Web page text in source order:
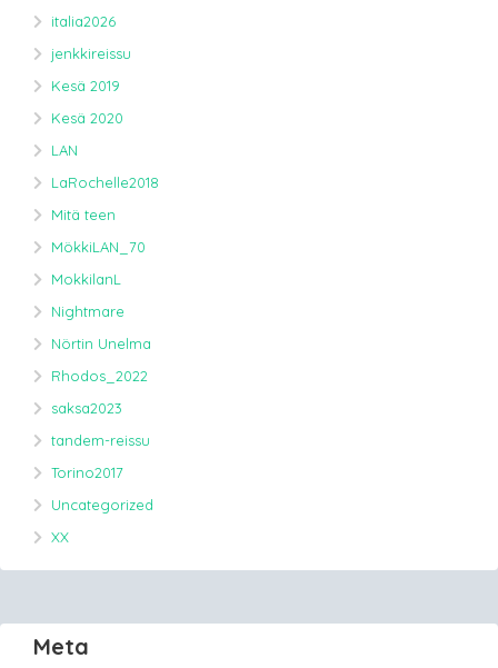
italia2026
jenkkireissu
Kesä 2019
Kesä 2020
LAN
LaRochelle2018
Mitä teen
MökkiLAN_70
MokkilanL
Nightmare
Nörtin Unelma
Rhodos_2022
saksa2023
tandem-reissu
Torino2017
Uncategorized
XX
Meta